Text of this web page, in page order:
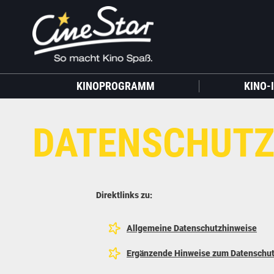
KINOPROGRAMM KINO-
Direktlinks zu:
Allgemeine Datenschutzhinweise
Ergänzende Hinweise zum